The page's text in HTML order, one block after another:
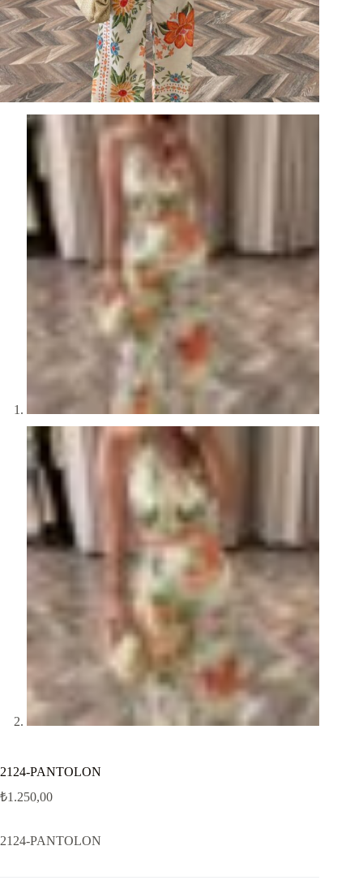
2124-PANTOLON
₺1.250,00
2124-PANTOLON